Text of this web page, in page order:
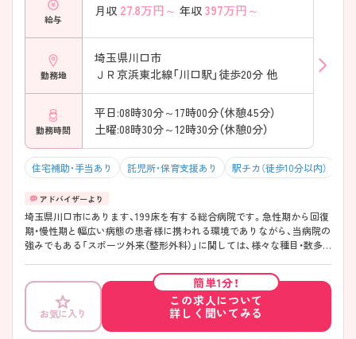
給与
月収 27.8万円～ 年収 397万円～
勤務地
埼玉県川口市
ＪＲ京浜東北線「川口駅」徒歩20分 他
勤務時間
平日:08時30分～17時00分（休憩45分）
土曜:08時30分～12時30分（休憩0分）
住宅補助・手当あり 託児所・保育支援あり 駅チカ（徒歩10分以内）
埼玉県川口市にあります、199床を有する総合病院です。急性期から回復
期・慢性期と幅広い病態の患者様に携われる環境でありながら、当病院の
強みでもある「スポーツ外来（整形外科）」に関しては、様々な種目・数多
で、スポーツ整形に興味のある方は、特におすすめな職場環境です◎中途
入社職員に対する教育体制も整っているので、新たな職場でのスタート
も安心♪年間休日120日と休みが多く、充実した福利厚生・高水準の給与
と、魅力がたっぷりの病院です！ ご興味ある方には、面接対策ポイントな
ど、さらに詳細をお話しいたしますのでお気軽にご相談ください。
お気に入り
簡単1分！
この求人について
詳しく聞いてみる